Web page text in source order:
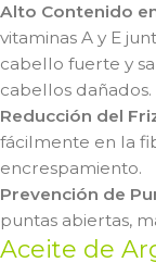
Alto Contenido
vitaminas A y E
cabello fuerte y
cabellos dañados.
Reducción del
fácilmente en la
encrespamiento.
Prevención de
puntas abiertas,
Aceite de